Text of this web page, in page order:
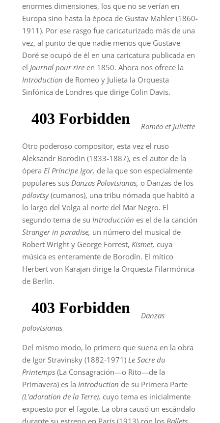
enormes dimensiones, los que no se verían en
Europa sino hasta la época de Gustav Mahler (1860-
1911). Por ese rasgo fue caricaturizado más de una
vez, al punto de que nadie menos que Gustave
Doré se ocupó de él en una caricatura publicada en
el Journal pour rireen 1850. Ahora nos ofrece la
Introduction de Romeo y Julieta la Orquesta
Sinfónica de Londres que dirige Colin Davis.
Roméo et Juliette
Otro poderoso compositor, esta vez el ruso
Aleksandr Borodín (1833-1887), es el autor de la
ópera El Príncipe Igor, de la que son especialmente
populares sus Danzas Polovtsianas, o Danzas de los
pólovtsy(cumanos), una tribu nómada que habitó a
lo largo del Volga al norte del Mar Negro. El
segundo tema de su Introducción es el de la canción
Stranger in paradise, un número del musical de
Robert Wright y George Forrest, Kismet, cuya
música es enteramente de Borodín. El mítico
Herbert von Karajan dirige la Orquesta Filarmónica
de Berlín.
Danzas
polovtsianas
Del mismo modo, lo primero que suena en la obra
de Igor Stravinsky (1882-1971) Le Sacre du
Printemps (La Consagración—o Rito—de la
Primavera) es la Introduction de su Primera Parte
(L’adoration de la Terre), cuyo tema es inicialmente
expuesto por el fagote. La obra causó un escándalo
durante su estreno en París (1913) con los Ballets